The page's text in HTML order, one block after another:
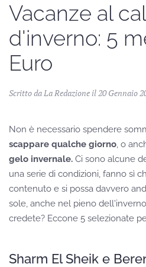
Vacanze al
d'inverno: 5
Euro
Scritto da La Redazione il20 Gennaio
Non è necessario spendere
scappare qualche giorno, o
gelo invernale. Ci sono alcune
una serie di condizioni, fanno sì
contenuto e si possa davvero
sole, anche nel pieno
credete? Eccone 5 selezionate
Sharm El Sheik e